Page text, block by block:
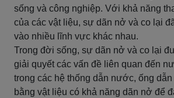
sống và công nghiệp. Với khả năng
của các vật liệu, sự dãn nở và co lại
vào nhiều lĩnh vực khác nhau.
Trong đời sống, sự dãn nở và co lại
giải quyết các vấn đề liên quan đến
trong các hệ thống dẫn nước, ống
bằng vật liệu có khả năng dãn nở để